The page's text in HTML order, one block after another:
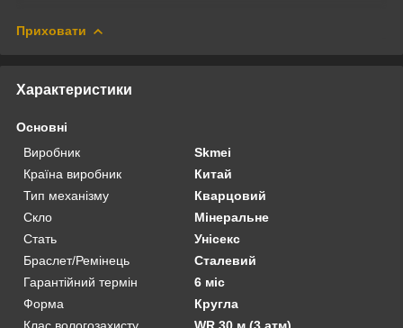
Приховати
Характеристики
Основні
Виробник
Skmei
Країна виробник
Китай
Тип механізму
Кварцовий
Скло
Мінеральне
Стать
Унісекс
Браслет/Ремінець
Сталевий
Гарантійний термін
6 міс
Форма
Кругла
Клас вологозахисту
WR 30 м (3 атм)